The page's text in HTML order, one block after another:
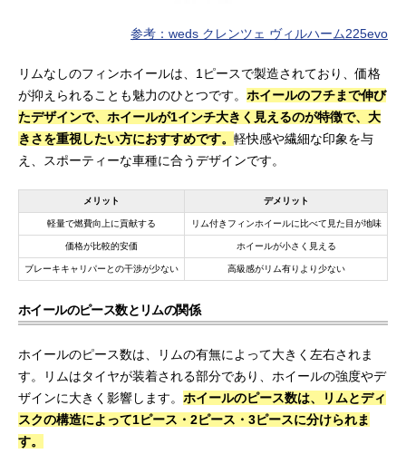
参考：weds クレンツェ ヴィルハーム225evo
リムなしのフィンホイールは、1ピースで製造されており、価格
が抑えられることも魅力のひとつです。 ホイールのフチまで伸び
たデザインで、ホイールが1インチ大きく見えるのが特徴で、大
きさを重視したい方におすすめです。 軽快感や繊細な印象を与
え、スポーティーな車種に合うデザインです。
メリット デメリット
軽量で燃費向上に貢献する リム付きフィンホイールに比べて見た目が地味
価格が比較的安価 ホイールが小さく見える
ブレーキキャリパーとの干渉が少ない 高級感がリム有りより少ない
ホイールのピース数とリムの関係
ホイールのピース数は、リムの有無によって大きく左右されま
す。リムはタイヤが装着される部分であり、ホイールの強度やデ
ザインに大きく影響します。 ホイールのピース数は、リムとディ
スクの構造によって1ピース・2ピース・3ピースに分けられま
す。